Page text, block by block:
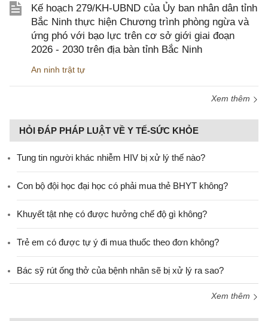
Kế hoạch 279/KH-UBND của Ủy ban nhân dân tỉnh
Bắc Ninh thực hiện Chương trình phòng ngừa và
ứng phó với bạo lực trên cơ sở giới giai đoạn
2026 - 2030 trên địa bàn tỉnh Bắc Ninh
An ninh trật tự
Xem thêm
HỎI ĐÁP PHÁP LUẬT VỀ Y TẾ-SỨC KHỎE
Tung tin người khác nhiễm HIV bị xử lý thế nào?
Con bộ đội học đại học có phải mua thẻ BHYT không?
Khuyết tật nhẹ có được hưởng chế độ gì không?
Trẻ em có được tự ý đi mua thuốc theo đơn không?
Bác sỹ rút ống thở của bệnh nhân sẽ bị xử lý ra sao?
Xem thêm